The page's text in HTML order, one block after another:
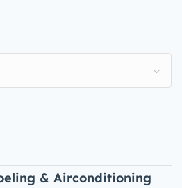
& Airconditioning